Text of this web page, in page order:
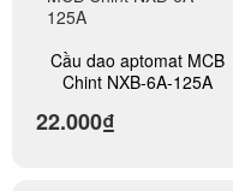
Cầu dao aptomat MCB
Chint NXB-6A-125A
22.000₫